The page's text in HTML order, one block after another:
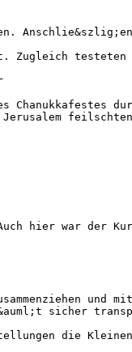
Zugleich
Chanukkafestes
hier war der
und
sicher
die Kleinen